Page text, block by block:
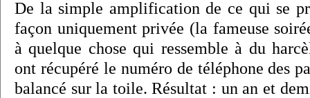
De la simple amplification de ce qui se
façon uniquement privée (la fameuse
à quelque chose qui ressemble à du
ont récupéré le numéro de téléphone des
balancé sur la toile. Résultat : un an et